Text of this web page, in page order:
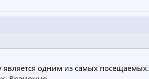
является одним из самых посещаемых.